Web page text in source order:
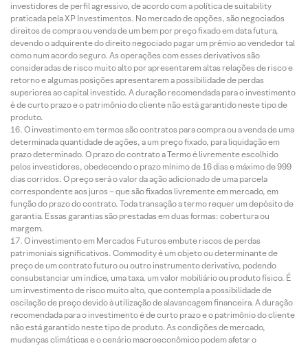
investidores de perfil agressivo, de acordo com a política de suitability
praticada pela XP Investimentos. No mercado de opções, são negociados
direitos de compra ou venda de um bem por preço fixado em data futura,
devendo o adquirente do direito negociado pagar um prêmio ao vendedor tal
como num acordo seguro. As operações com esses derivativos são
consideradas de risco muito alto por apresentarem altas relações de risco e
retorno e algumas posições apresentarem a possibilidade de perdas
superiores ao capital investido. A duração recomendada para o investimento
é de curto prazo e o patrimônio do cliente não está garantido neste tipo de
produto.
O investimento em termos são contratos para compra ou a venda de uma
determinada quantidade de ações, a um preço fixado, para liquidação em
prazo determinado. O prazo do contrato a Termo é livremente escolhido
pelos investidores, obedecendo o prazo mínimo de 16 dias e máximo de 999
dias corridos. O preço será o valor da ação adicionado de uma parcela
correspondente aos juros – que são fixados livremente em mercado, em
função do prazo do contrato. Toda transação a termo requer um depósito de
garantia. Essas garantias são prestadas em duas formas: cobertura ou
margem.
O investimento em Mercados Futuros embute riscos de perdas
patrimoniais significativos. Commodity é um objeto ou determinante de
preço de um contrato futuro ou outro instrumento derivativo, podendo
consubstanciar um índice, uma taxa, um valor mobiliário ou produto físico. É
um investimento de risco muito alto, que contempla a possibilidade de
oscilação de preço devido à utilização de alavancagem financeira. A duração
recomendada para o investimento é de curto prazo e o patrimônio do cliente
não está garantido neste tipo de produto. As condições de mercado,
mudanças climáticas e o cenário macroeconômico podem afetar o